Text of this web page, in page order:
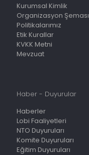
Kurumsal Kimlik
Organizasyon Şeması
Politikalarımız
Etik Kurallar
KVKK Metni
Mevzuat
Haber - Duyurular
Haberler
Lobi Faaliyetleri
NTO Duyuruları
Komite Duyuruları
Eğitim Duyuruları